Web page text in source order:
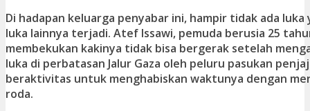
Di hadapan keluarga penyabar ini, hampir tidak ada luka
luka lainnya terjadi. Atef Issawi, pemuda berusia 25
membekukan kakinya tidak bisa bergerak setelah
luka di perbatasan Jalur Gaza oleh peluru pasukan
beraktivitas untuk menghabiskan waktunya dengan
roda.